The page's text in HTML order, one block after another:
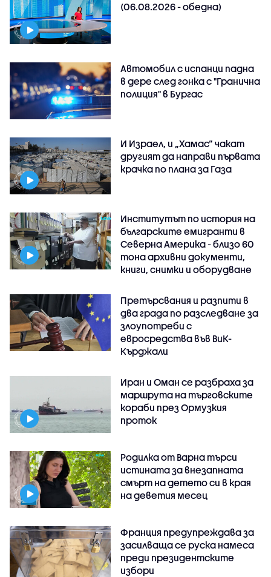
(06.08.2026 - обедна)
Автомобил с испанци падна
в дере след гонка с "Гранична
полиция" в Бургас
И Израел, и „Хамас“ чакат
другият да направи първата
крачка по плана за Газа
Институтът по история на
българските емигранти в
Северна Америка - близо 60
тона архивни документи,
книги, снимки и оборудване
Претърсвания и разпити в
два града по разследване за
злоупотреби с
евросредства във ВиК-
Кърджали
Иран и Оман се разбраха за
маршрута на търговските
кораби през Ормузкия
проток
Родилка от Варна търси
истината за внезапната
смърт на детето си в края
на деветия месец
Франция предупреждава за
засилваща се руска намеса
преди президентските
избори